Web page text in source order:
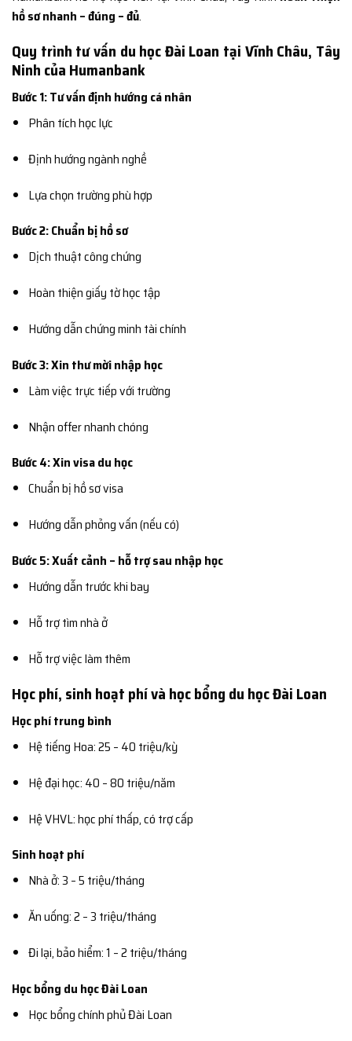
hồ sơ nhanh – đúng – đủ.
Quy trình tư vấn du học Đài Loan tại Vĩnh Châu, Tây
Ninh của Humanbank
Bước 1: Tư vấn định hướng cá nhân
Phân tích học lực
Định hướng ngành nghề
Lựa chọn trường phù hợp
Bước 2: Chuẩn bị hồ sơ
Dịch thuật công chứng
Hoàn thiện giấy tờ học tập
Hướng dẫn chứng minh tài chính
Bước 3: Xin thư mời nhập học
Làm việc trực tiếp với trường
Nhận offer nhanh chóng
Bước 4: Xin visa du học
Chuẩn bị hồ sơ visa
Hướng dẫn phỏng vấn (nếu có)
Bước 5: Xuất cảnh – hỗ trợ sau nhập học
Hướng dẫn trước khi bay
Hỗ trợ tìm nhà ở
Hỗ trợ việc làm thêm
Học phí, sinh hoạt phí và học bổng du học Đài Loan
Học phí trung bình
Hệ tiếng Hoa: 25 – 40 triệu/kỳ
Hệ đại học: 40 – 80 triệu/năm
Hệ VHVL: học phí thấp, có trợ cấp
Sinh hoạt phí
Nhà ở: 3 – 5 triệu/tháng
Ăn uống: 2 – 3 triệu/tháng
Đi lại, bảo hiểm: 1 – 2 triệu/tháng
Học bổng du học Đài Loan
Học bổng chính phủ Đài Loan